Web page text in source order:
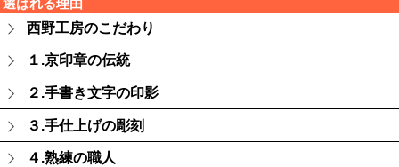
西野工房のこだわり
１.京印章の伝統
２.手書き文字の印影
３.手仕上げの彫刻
４.熟練の職人